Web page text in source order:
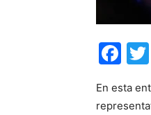
En esta